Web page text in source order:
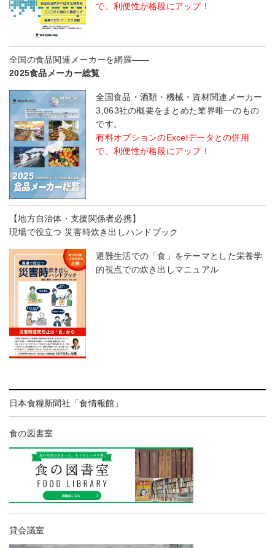
で、利便性が格段にアップ！
全国の食品関連メーカーを網羅――
2025食品メーカー総覧
全国食品・酒類・機械・資材関連メーカー
3,063社の概要をまとめた業界唯一のもの
です。
有料オプションのExcelデータとの併用
で、利便性が格段にアップ！
【地方自治体・支援関係者必携】
現場で役立つ 災害時炊き出しハンドブック
避難生活での「食」をテーマとした栄養学
的視点での炊き出しマニュアル
日本食糧新聞社「食情報館」
食の図書室
貸会議室